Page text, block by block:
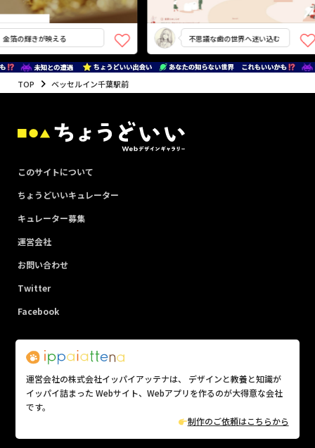
箔の輝きが映える 不思議な歯の世界へ迷い込む
TOP ベッセルイン千葉駅前
このサイトについて
ちょうどいいキュレーター
キュレーター募集
運営会社
お問い合わせ
Twitter
Facebook
運営会社の株式会社イッパイアッテナは、 デザインと教養と知識が
イッパイ詰まった Webサイト、Webアプリを作るのが大得意な会社
です。
制作のご依頼はこちらから